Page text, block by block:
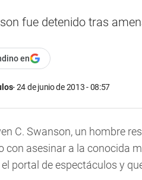
fue detenido tras
en
24 de junio de 2013 - 08:57
C. Swanson, un hombre
con asesinar a la conocida
portal de espectáculos y